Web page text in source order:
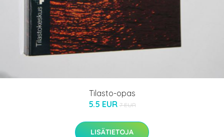
Tilasto-opas
5.5 EUR 7 EUR
LISÄTIETOJA